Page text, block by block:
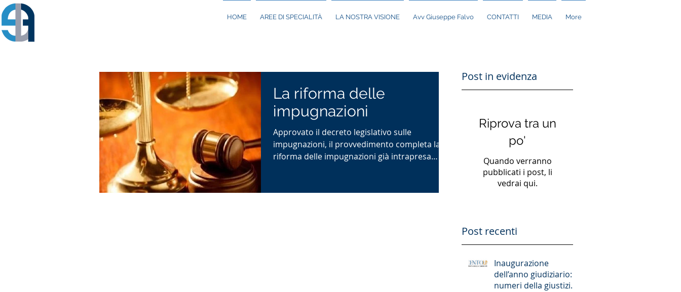
HOME AREE DI SPECIALITÀ LA NOSTRA VISIONE Avv Giuseppe Falvo CONTATTI MEDIA More
La riforma delle
impugnazioni
Approvato il decreto legislativo sulle
impugnazioni, il provvedimento completa la
riforma delle impugnazioni già intrapresa
Post in evidenza
Riprova tra un
po'
Quando verranno
pubblicati i post, li
vedrai qui.
Post recenti
Inaugurazione
dell’anno giudiziario: i
numeri della giustizia